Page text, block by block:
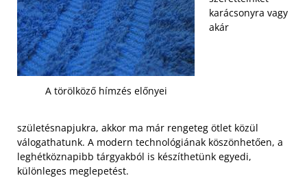
A törölköző hímzés előnyei
karácsonyra vagy
akár
születésnapjukra, akkor ma már rengeteg ötlet közül
válogathatunk. A modern technológiának köszönhetően, a
leghétköznapibb tárgyakból is készíthetünk egyedi,
különleges meglepetést.